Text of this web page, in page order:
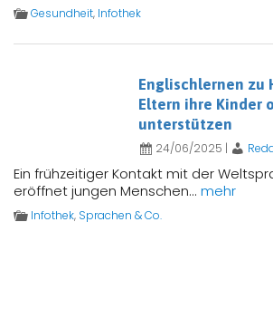
Gesundheit, Infothek
Englischlernen zu
Eltern ihre Kinder
unterstützen
24/06/2025 |
Ein frühzeitiger Kontakt mit der
eröffnet jungen Menschen... mehr
Infothek, Sprachen & Co.